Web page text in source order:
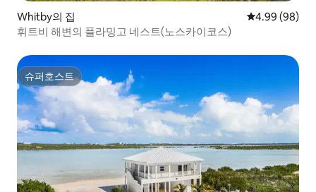
Whitby의 집 평점 4.99점(5
4.99 (98)
휘트비 해변의 플라밍고 네스트(노스카이코스)
슈퍼호스트
슈퍼호스트